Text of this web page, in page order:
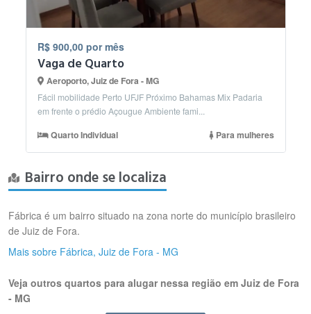
R$ 900,00 por mês
Vaga de Quarto
Aeroporto, Juiz de Fora - MG
Fácil mobilidade Perto UFJF Próximo Bahamas Mix Padaria
em frente o prédio Açougue Ambiente fami...
Quarto Individual Para mulheres
Bairro onde se localiza
Fábrica é um bairro situado na zona norte do município brasileiro
de Juiz de Fora.
Mais sobre Fábrica, Juiz de Fora - MG
Veja outros quartos para alugar nessa região em Juiz de Fora
- MG